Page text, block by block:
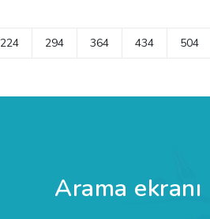
224 294 364 434 504
Arama ekranı